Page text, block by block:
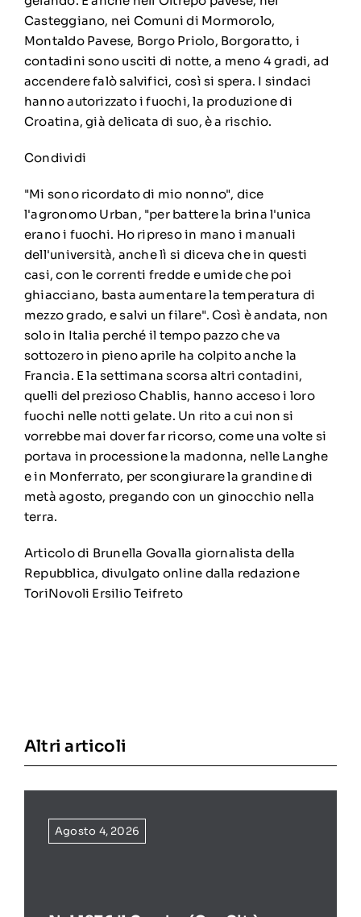
Casteggiano, nei Comuni di Mormorolo,
Montaldo Pavese, Borgo Priolo, Borgoratto, i
contadini sono usciti di notte, a meno 4 gradi, ad
accendere falò salvifici, così si spera. I sindaci
hanno autorizzato i fuochi, la produzione di
Croatina, già delicata di suo, è a rischio.
Condividi
"Mi sono ricordato di mio nonno", dice
l'agronomo Urban, "per battere la brina l'unica
erano i fuochi. Ho ripreso in mano i manuali
dell'università, anche lì si diceva che in questi
casi, con le correnti fredde e umide che poi
ghiacciano, basta aumentare la temperatura di
mezzo grado, e salvi un filare". Così è andata, non
solo in Italia perché il tempo pazzo che va
sottozero in pieno aprile ha colpito anche la
Francia. E la settimana scorsa altri contadini,
quelli del prezioso Chablis, hanno acceso i loro
fuochi nelle notti gelate. Un rito a cui non si
vorrebbe mai dover far ricorso, come una volte si
portava in processione la madonna, nelle Langhe
e in Monferrato, per scongiurare la grandine di
metà agosto, pregando con un ginocchio nella
terra.
Articolo di Brunella Govalla giornalista della
Repubblica, divulgato online dalla redazione
ToriNovoli Ersilio Teifreto
Altri articoli
Agosto 4, 2026